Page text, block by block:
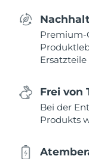
Premium-
Frei von
Bei der
Produkts